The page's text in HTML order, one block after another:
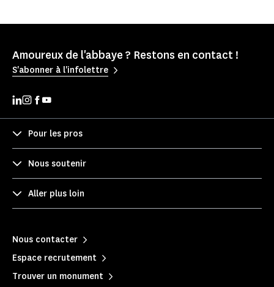
Amoureux de l'abbaye ? Restons en contact !
S'abonner à l'infolettre
Pour les pros
Nous soutenir
Aller plus loin
Nous contacter
Espace recrutement
Trouver un monument